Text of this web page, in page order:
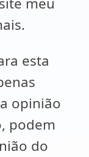
esta
opinião
podem
do